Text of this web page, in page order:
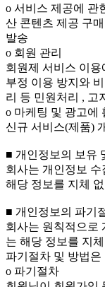
ο 서비스 제공에 관
산 콘텐츠 제공 구
발송
ο 회원 관리
회원제 서비스 이용
부정 이용 방지와
리 등 민원처리 , 고
ο 마케팅 및 광고에
신규 서비스(제품)
■ 개인정보의 보유
회사는 개인정보 수
해당 정보를 지체
■ 개인정보의 파기
회사는 원칙적으로
는 해당 정보를 지
파기절차 및 방법
ο 파기절차